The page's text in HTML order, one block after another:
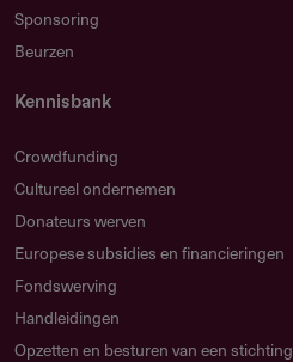
Sponsoring
Beurzen
Kennisbank
Crowdfunding
Cultureel ondernemen
Donateurs werven
Europese subsidies en financieringen
Fondswerving
Handleidingen
Opzetten en besturen van een stichting